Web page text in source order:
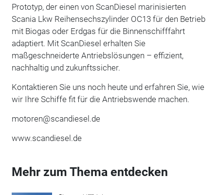
Prototyp, der einen von ScanDiesel marinisierten
Scania Lkw Reihensechszylinder OC13 für den Betrieb
mit Biogas oder Erdgas für die Binnenschifffahrt
adaptiert. Mit ScanDiesel erhalten Sie
maßgeschneiderte Antriebslösungen – effizient,
nachhaltig und zukunftssicher.
Kontaktieren Sie uns noch heute und erfahren Sie, wie
wir Ihre Schiffe fit für die Antriebswende machen.
motoren@scandiesel.de
www.scandiesel.de
Mehr zum Thema entdecken